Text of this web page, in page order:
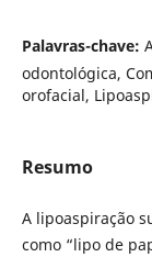
Palavras-chave:
odontológica,
orofacial,
Resumo
A lipoaspiração
como “lipo de